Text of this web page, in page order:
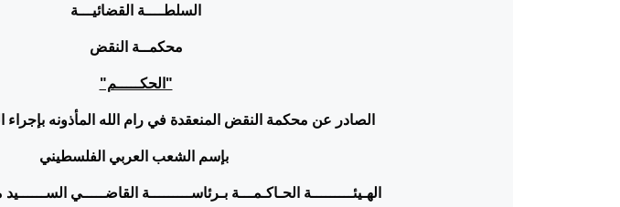
السلطــــة القضائيـــة
محكمــة النقض
"الحكـــــم"
الصادر عن محكمة النقض المنعقدة في رام الله المأذونه بإجراء
بإسم الشعب العربي الفلسطيني
الهـيئـــــــــة الحـاكـمـــة بـرئاســـــــــة القاضـــــي